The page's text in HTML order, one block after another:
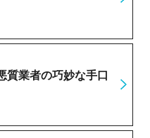
質業者の巧妙な手口